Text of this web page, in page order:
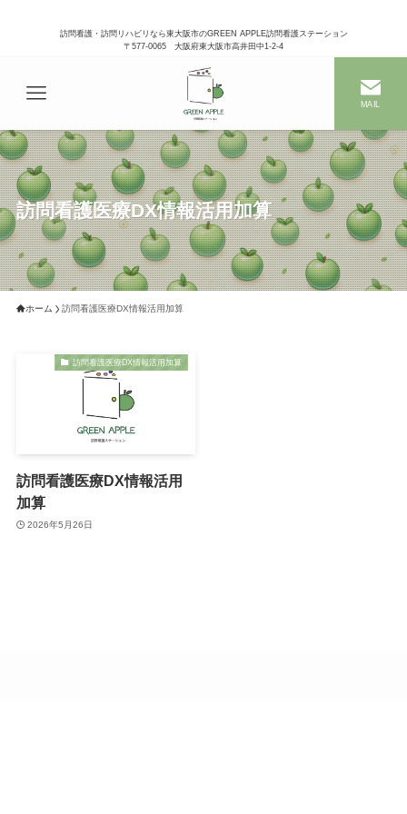
訪問看護・訪問リハビリなら東大阪市のGREEN APPLE訪問看護ステーション
〒577-0065 大阪府東大阪市高井田中1-2-4
MAIL
訪問看護医療DX情報活用加算
ホーム 訪問看護医療DX情報活用加算
訪問看護医療DX情報活用加算
訪問看護医療DX情報活用
加算
2026年5月26日